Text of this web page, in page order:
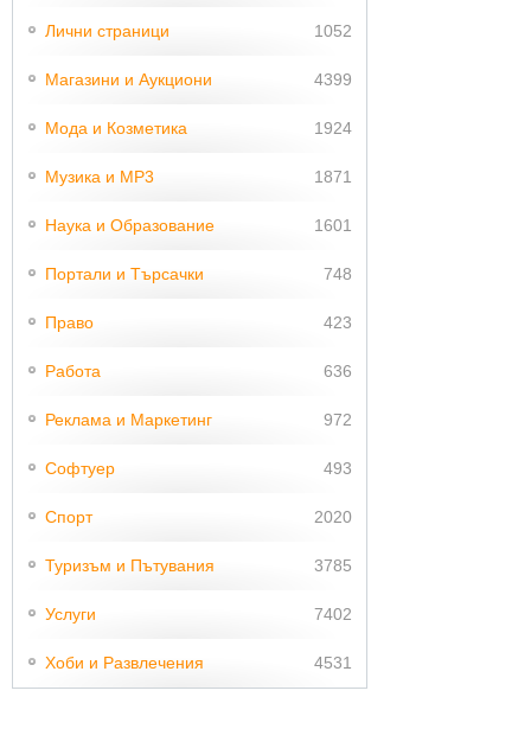
Лични страници 1052
Магазини и Аукциони 4399
Мода и Козметика 1924
Музика и MP3 1871
Наука и Образование 1601
Портали и Търсачки 748
Право 423
Работа 636
Реклама и Маркетинг 972
Софтуер 493
Спорт 2020
Туризъм и Пътувания 3785
Услуги 7402
Хоби и Развлечения 4531